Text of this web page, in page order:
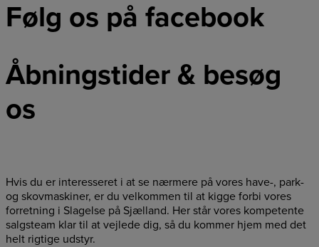
Følg os på facebook
Åbningstider & besøg
os
Hvis du er interesseret i at se nærmere på vores have-, park-
og skovmaskiner, er du velkommen til at kigge forbi vores
forretning i Slagelse på Sjælland. Her står vores kompetente
salgsteam klar til at vejlede dig, så du kommer hjem med det
helt rigtige udstyr.